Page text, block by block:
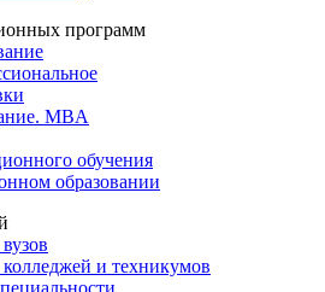
программ
MBA
обучения
образовании
и техникумов